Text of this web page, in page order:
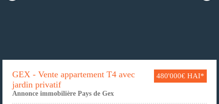
480'000€ HAI*
GEX - Vente appartement T4 avec
jardin privatif
Annonce immobilière Pays de Gex